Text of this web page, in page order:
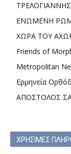
ΤΡΕΛΟΓΙΑΝΝΗΣ
ΕΝΩΜΕΝΗ
ΧΩΡΑ ΤΟΥ
Friends of
Metropolitan
Ερμηνεία
ΑΠΟΣΤΟΛΟΣ
ΧΡΗΣΙΜΕΣ